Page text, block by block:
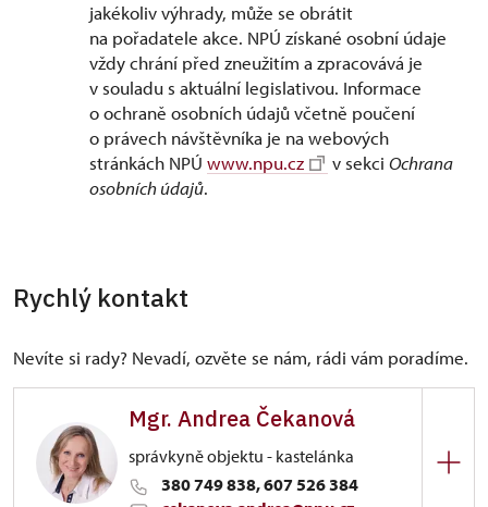
jakékoliv výhrady, může se obrátit
na pořadatele akce. NPÚ získané osobní údaje
vždy chrání před zneužitím a zpracovává je
v souladu s aktuální legislativou. Informace
o ochraně osobních údajů včetně poučení
o právech návštěvníka je na webových
stránkách NPÚ www.npu.cz v sekci Ochrana
osobních údajů.
Rychlý kontakt
Nevíte si rady? Nevadí, ozvěte se nám, rádi vám poradíme.
Mgr. Andrea Čekanová
správkyně objektu - kastelánka
380 749 838, 607 526 384